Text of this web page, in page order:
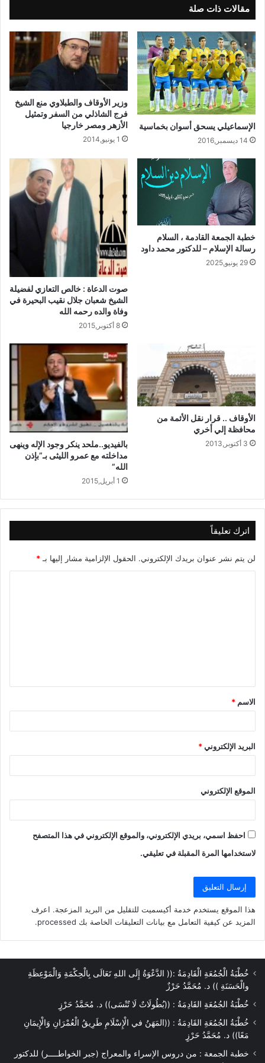
وتمهل الهيئة المتقاعسين عن سداد مستحقاتها شهرا من تاريخه
وستضطر بعدها إلى إعلان القائمة بأسماء هؤلاء المتقاعسين
والمعتدين على أموال الوقف لتحذر المجتمع من مماطلتهم ، وليكون
المجتمع المصري كله شاهدا عليهم في الدنيا والآخرة.
مقالات ذات صلة
الإسماعيلي يسحق أسوان بخماسية
14 ديسمبر,2016
وزير الأوقاف والطبلاوي منع الشيخ
فرج الشاذلي من السفر وتمثيل
الأزهر ومصر خارجيا
1 يونيو,2014
خطبة الجمعة القادمة ، السلام
رسالة الإسلام – للدكتور محمد داود
29 يونيو,2025
صوت الدعاة : خالص التعازي لفضيلة
الشيخ شعبان جلال نقيب البحيرة في
وفاة والده رحمه الله
8 أكتوبر,2015
الأوقاف .. قرار نقل الأئمة من
محافظة إلي أخري
3 أكتوبر,2013
بالفيديو..ملحد ينكر وجود الإله وينهى
مداخلته مع عمرو الليثى بـ”بإذن
الله”
1 أبريل,2015
اترك تعليقاً
لن يتم نشر عنوان بريدك الإلكتروني. الحقول الإلزامية مشار إليها بـ *
ق
*
الاسم *
البريد الإلكتروني*
الموقع الإلكتروني
احفظ اسمي، بريدي الإلكتروني، والموقع الإلكتروني في هذا المتصفح
لاستخدامها المرة المقبلة في تعليقي.
هذا الموقع يستخدم خدمة أكيسميت للتقليل من البريد المزعجة. اعرف
المزيد عن كيفية التعامل مع بيانات التعليقات الخاصة بك processed
.
خُطْبَةُ الْجُمُعَةِ الْقَادِمَةُ :(( الدَّعْوَةُ إِلَى اللهِ تَعَالَى بِالْحِكْمَةِ وَالْمَوْعِظَةِ
والْحَسَنَةِ )) د. مُحَمَّدُ حَرْزٌ
خُطْبَةُ الجُمُعَةِ القَادِمَةُ : ((بُطُولَاتٌ لَا تُنْسَى)) د. مُحَمَّدُ حَرْزٍ
خُطْبَةُ الجُمُعَةِ القَادِمَةُ : ((المَهَنُ في الْإِسْلَامِ طَرِيقُ الْعُمْرَانِ وَالْإِيمَانِ
مَعًا)) د. مُحَمَّدُ حَرْزٍ
خطبة الجمعة : من دروس الإسراء والمعراج (جبر الخواطــــر) للدكتور